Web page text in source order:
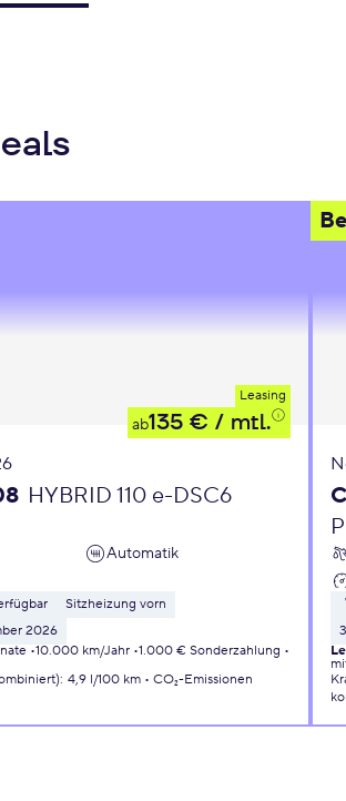
Leasing
ab135 € / mtl.
HYBRID 110 e-DSC6
Automatik
Sitzheizung vorn
2026
10.000 km/Jahr 1.000 € Sonderzahlung
: 4,9 l/100 km
CO₂-Emissionen